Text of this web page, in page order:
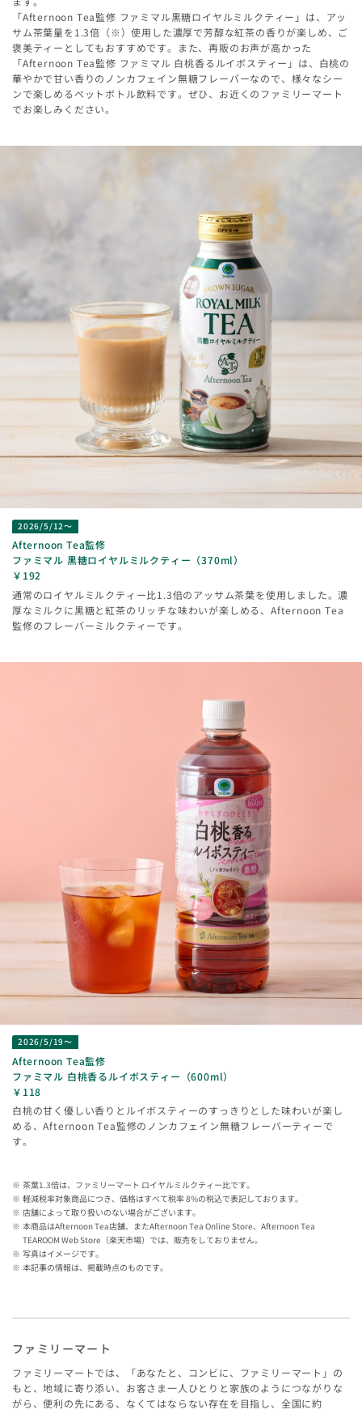
「Afternoon Tea監修 ファミマル黒糖ロイヤルミルクティー」は、アッ
サム茶葉量を1.3倍（※）使用した濃厚で芳醇な紅茶の香りが楽しめ、ご
褒美ティーとしてもおすすめです。また、再販のお声が高かった
「Afternoon Tea監修 ファミマル 白桃香るルイボスティー」は、白桃の
華やかで甘い香りのノンカフェイン無糖フレーバーなので、様々なシー
ンで楽しめるペットボトル飲料です。ぜひ、お近くのファミリーマート
でお楽しみください。
2026/5/12～
Afternoon Tea監修
ファミマル 黒糖ロイヤルミルクティー（370ml）
￥192
通常のロイヤルミルクティー比1.3倍のアッサム茶葉を使用しました。濃
厚なミルクに黒糖と紅茶のリッチな味わいが楽しめる、Afternoon Tea
監修のフレーバーミルクティーです。
2026/5/19～
Afternoon Tea監修
ファミマル 白桃香るルイボスティー（600ml）
￥118
白桃の甘く優しい香りとルイボスティーのすっきりとした味わいが楽し
める、Afternoon Tea監修のノンカフェイン無糖フレーバーティーで
す。
茶葉1.3倍は、ファミリーマート ロイヤルミルクティー比です。
軽減税率対象商品につき、価格はすべて税率 8%の税込で表記しております。
店舗によって取り扱いのない場合がございます。
本商品はAfternoon Tea店舗、またAfternoon Tea Online Store、Afternoon Tea
TEAROOM Web Store（楽天市場）では、販売をしておりません。
写真はイメージです。
本記事の情報は、掲載時点のものです。
ファミリーマート
ファミリーマートでは、「あなたと、コンビに、ファミリーマート」の
もと、地域に寄り添い、お客さま一人ひとりと家族のようにつながりな
がら、便利の先にある、なくてはならない存在を目指し、全国に約​